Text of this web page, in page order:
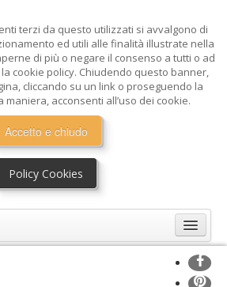
terzi da questo utilizzati si avvalgono di
ed utili alle finalità illustrate nella
di più o negare il consenso a tutti o ad
cookie policy. Chiudendo questo banner,
cliccando su un link o proseguendo la
acconsenti all’uso dei cookie.
Accetto e chiudo
Policy Cookies